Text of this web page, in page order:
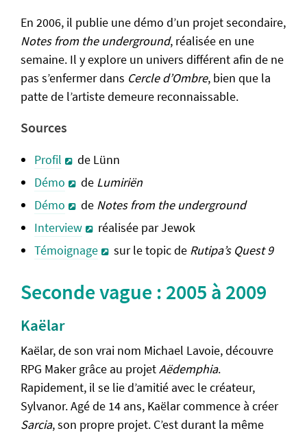
En 2006, il publie une démo d’un projet secondaire,
Notes from the underground, réalisée en une
semaine. Il y explore un univers différent afin de ne
pas s’enfermer dans Cercle d’Ombre, bien que la
patte de l’artiste demeure reconnaissable.
Sources
Profil
de Lünn
Démo
de Lumiriën
Démo
de Notes from the underground
Interview
réalisée par Jewok
Témoignage
sur le topic de Rutipa’s Quest 9
Seconde vague : 2005 à 2009
Kaëlar
Kaëlar, de son vrai nom Michael Lavoie, découvre
RPG Maker grâce au projetAëdemphia.
Rapidement, il se lie d’amitié avec le créateur,
Sylvanor. Agé de 14 ans, Kaëlar commence à créer
Sarcia, son propre projet. C’est durant la même